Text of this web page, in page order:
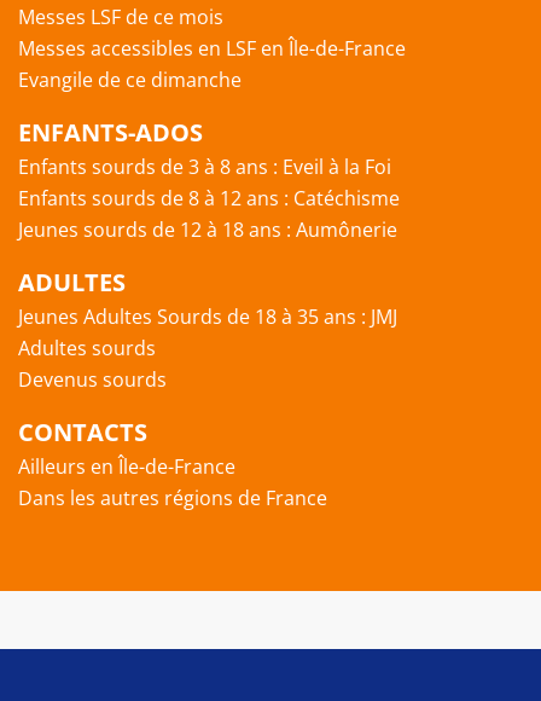
Messes LSF de ce mois
Messes accessibles en LSF en Île-de-France
Evangile de ce dimanche
ENFANTS-ADOS
Enfants sourds de 3 à 8 ans : Eveil à la Foi
Enfants sourds de 8 à 12 ans : Catéchisme
Jeunes sourds de 12 à 18 ans : Aumônerie
ADULTES
Jeunes Adultes Sourds de 18 à 35 ans : JMJ
Adultes sourds
Devenus sourds
CONTACTS
Ailleurs en Île-de-France
Dans les autres régions de France